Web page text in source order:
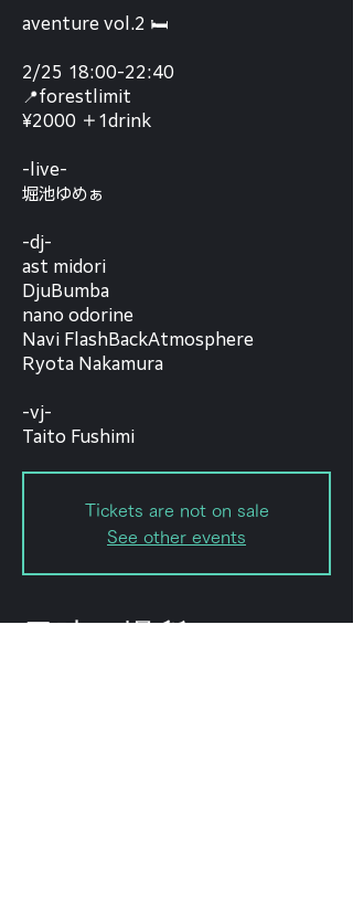
aventure vol.2 🛏️
2/25 18:00-22:40
📍forestlimit
¥2000 ＋1drink
-live-
堀池ゆめぁ
-dj-
ast midori
DjuBumba
nano odorine
Navi FlashBackAtmosphere
Ryota Nakamura
-vj-
Taito Fushimi
Tickets are not on sale
See other events
日時・場所